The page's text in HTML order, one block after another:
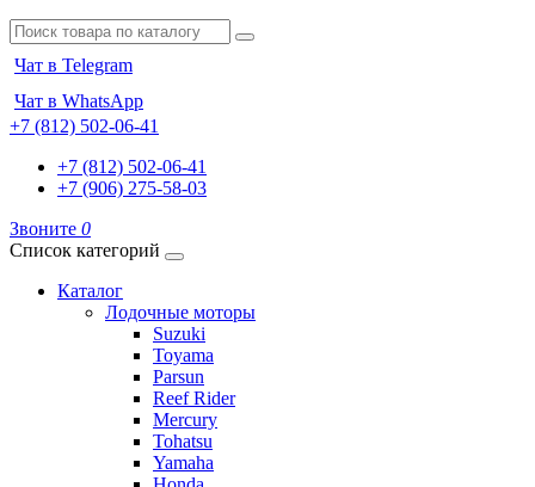
Чат в Telegram
Чат в WhatsApp
+7 (812) 502-06-41
+7 (812) 502-06-41
+7 (906) 275-58-03
Звоните 0
Список категорий
Каталог
Лодочные моторы
Suzuki
Toyama
Parsun
Reef Rider
Mercury
Tohatsu
Yamaha